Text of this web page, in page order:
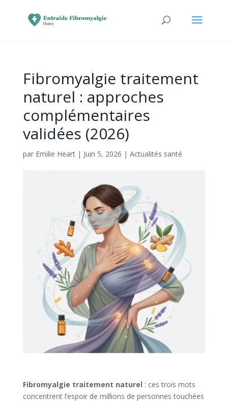
Fibromyalgie traitement
naturel : approches
complémentaires
validées (2026)
par Emilie Heart| Juin 5, 2026 | Actualités santé
Fibromyalgie traitement naturel : ces trois mots
concentrent l’espoir de millions de personnes touchées